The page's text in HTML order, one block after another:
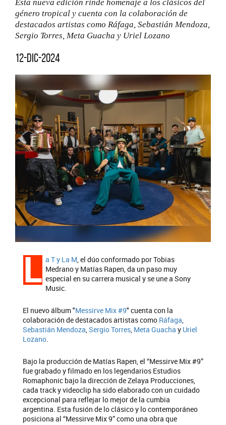
Esta nueva edición rinde homenaje a los clásicos del
género tropical y cuenta con la colaboración de
destacados artistas como Ráfaga, Sebastián Mendoza,
Sergio Torres, Meta Guacha y Uriel Lozano
12-dic-2024
L a T y La M, el dúo conformado por Tobias
Medrano y Matías Rapen, da un paso muy
especial en su carrera musical y se une a Sony
Music.
El nuevo álbum "Messirve Mix #9" cuenta con la
colaboración de destacados artistas como Ráfaga,
Sebastián Mendoza,Sergio Torres, Meta Guacha y Uriel
Lozano.
Bajo la producción de Matías Rapen, el “Messirve Mix #9”
fue grabado y filmado en los legendarios Estudios
Romaphonic bajo la dirección de Zelaya Producciones,
cada track y videoclip ha sido elaborado con un cuidado
excepcional para reflejar lo mejor de la cumbia
argentina. Esta fusión de lo clásico y lo contemporáneo
posiciona al “Messirve Mix 9” como una obra que